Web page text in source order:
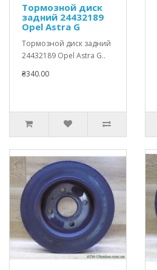
Тормозной диск
задний 24432189
Opel Astra G
Тормозной диск задний
24432189 Opel Astra G..
₴340.00